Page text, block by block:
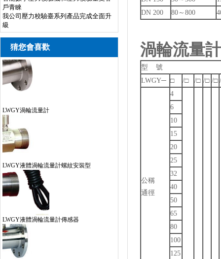
戶青睞
我公司壓力校驗臺系列產品完成全面升
級
猜您會喜歡
LWGY渦輪流量計
LWGY液體渦輪流量計螺紋安裝型
LWGY液體渦輪流量計傳感器
DN 200
80～800
渦輪流量計
型 號
LWGY─ □ /□ /□ /□ /□
公稱
通徑
4
6
10
15
20
25
32
40
50
65
80
100
125